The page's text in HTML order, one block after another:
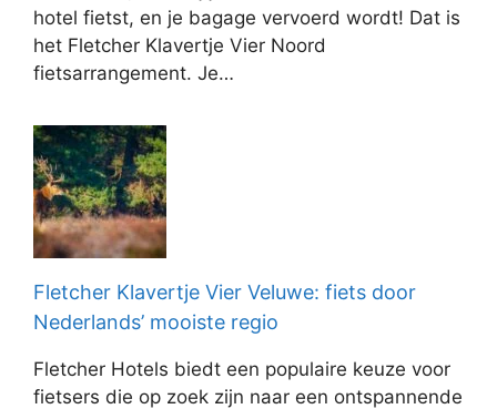
hotel fietst, en je bagage vervoerd wordt! Dat is
het Fletcher Klavertje Vier Noord
fietsarrangement. Je…
Fletcher Klavertje Vier Veluwe: fiets door
Nederlands’ mooiste regio
Fletcher Hotels biedt een populaire keuze voor
fietsers die op zoek zijn naar een ontspannende